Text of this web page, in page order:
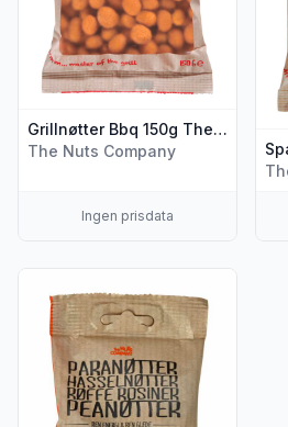
Grillnøtter Bbq 150g The Nuts Company
The Nuts Company
Ingen prisdata